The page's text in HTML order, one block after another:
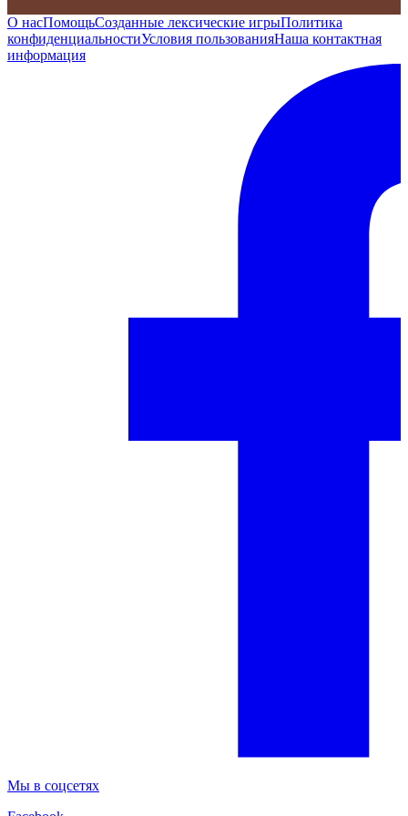
О насПомощьСозданные лексические игрыПолитика
конфиденциальностиУсловия пользованияНаша контактная
информация
Мы в соцсетях